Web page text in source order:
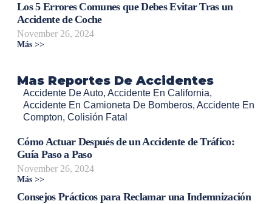
Los 5 Errores Comunes que Debes Evitar Tras un
Accidente de Coche
November 26, 2024
Más >>
Mas Reportes De Accidentes
Accidente De Auto, Accidente En California,
Accidente En Camioneta De Bomberos, Accidente En
Compton, Colisión Fatal
Cómo Actuar Después de un Accidente de Tráfico:
Guía Paso a Paso
November 26, 2024
Más >>
Consejos Prácticos para Reclamar una Indemnización